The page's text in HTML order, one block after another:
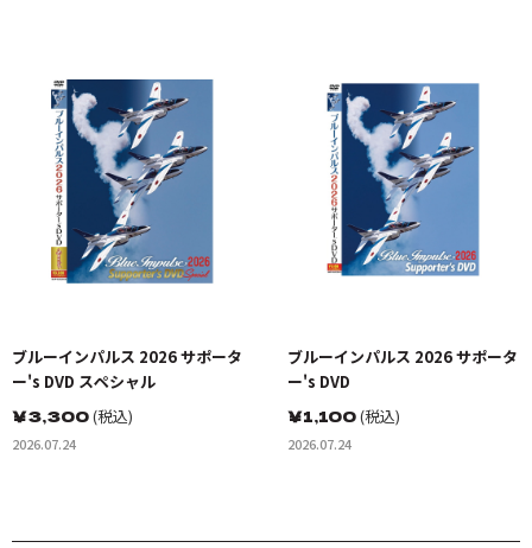
ブルーインパルス 2026 サポータ
ー's DVD スペシャル
￥3,300(税込)
2026.07.24
ブルーインパルス 2026 サポータ
ー's DVD
￥1,100(税込)
2026.07.24